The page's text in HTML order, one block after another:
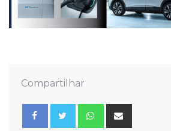
Compartilhar
Whatsapp